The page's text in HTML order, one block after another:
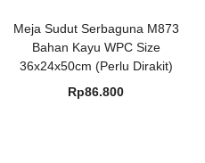
Meja Sudut Serbaguna M873
Bahan Kayu WPC Size
36x24x50cm (Perlu Dirakit)
Rp86.800